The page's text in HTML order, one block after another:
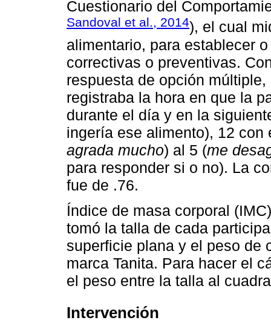
Cuestionario del
Sandoval et al., 2014), el cual
alimentario, para establecer
correctivas o preventivas.
respuesta de opción
registraba la hora en que la
durante el día y en la
ingería ese alimento), 12
agrada mucho) al 5 (me
para responder si o no). La
fue de .76.
Índice de masa corporal
tomó la talla de cada
superficie plana y el peso de
marca Tanita. Para hacer el
el peso entre la talla al
Intervención